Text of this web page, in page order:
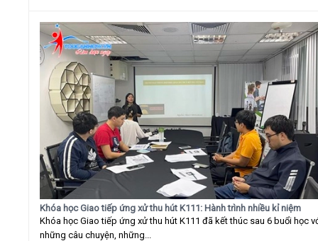
Khóa học Giao tiếp ứng xử thu hút K111: Hành trình nhiều kỉ niệm
Khóa học Giao tiếp ứng xử thu hút K111 đã kết thúc sau 6 buổi học
những câu chuyện, những...